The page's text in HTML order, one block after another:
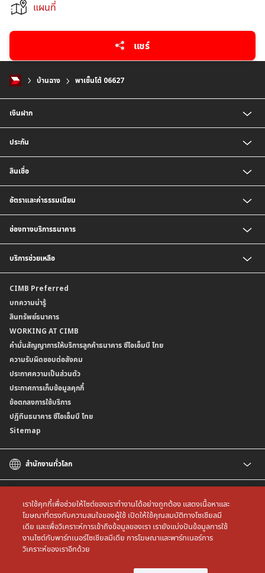
แผนที่
แชร์
บ้านฉาง พาเซ็นโต้ 06627
เงินฝาก
บัญชีเงินฝากประจำ
บัญชีเงินฝากกระแสรายวัน
บัญชีเงินฝากเงินตราต่างประเทศ
ตารางเปรียบเทียบผลิตภัณฑ์
ประกัน
ประกันวินาศภัย
สินเชื่อ
สินเชื่อบ้าน
สินเชื่อบ้านแลกเงินและสินเชื่ออเนกประสงค์
อัตราและค่าธรรมเนียม
อัตราดอกเบี้ยเงินฝาก
อัตราดอกเบี้ยเงินฝากลูกค้าสถาบัน
อัตราดอกเบี้ยบัญชีเงินฝากเงินตราต่างประเทศ
อัตราดอกเบี้ยเงินกู้
กำหนดระยะเวลาการขายหรือฝากเงินได้ที่เป็นเงินตราต่างประเทศ
ค่าธรรมเนียม
อัตราค่าธรรมเนียมการฝากถอนบัญชีเงินฝากเงินตราต่างประเทศ
ข้อกำหนดบัญชีเงินฝาก
เงื่อนไขและค่าธรรมเนียมที่เกี่ยวกับการให้บริการบัญชีเงินฝากเงินตราต่างประเทศ
บริการฝากเงินเข้าบัญชีธนาคาร ซีไอเอ็มบี ไทย ที่ตู้บุญเติม
ช่องทางบริการธนาคาร
CIMB THAI Connect
บริการแจ้งเตือนผ่าน SMS
พร้อมเพย์
บริการเปิดบัญชีด้วยการยืนยันตัวตนรูปแบบดิจิทัล (NDID)
การขอและรับส่งข้อมูลรายการเคลื่อนไหวบัญชีเงินฝาก ในรูปแบบข้อมูลดิจิทัลระหว่าง
ธนาคาร (dStatement)
บริการยืนยันตัวตนรูปแบบดิจิทัล (NDID) เพื่อทำธรุกรรมออนไลน์กับกรมสรรพากร
บริการช่วยเหลือ
สาขาธนาคาร
ข้อมูลคุณภาพการให้บริการ
คำมั่นสัญญาการให้บริการลูกค้าธนาคาร ซีไอเอ็มบี ไทย
Form Download Center
CIMB Preferred
บทความน่ารู้
สินทรัพย์ธนาคาร
WORKING AT CIMB
คำมั่นสัญญาการให้บริการลูกค้าธนาคาร ซีไอเอ็มบี ไทย
ความรับผิดชอบต่อสังคม
ประกาศความเป็นส่วนตัว
ประกาศการเก็บข้อมูลคุกกี้
ข้อตกลงการใช้บริการ
ปฏิทินธนาคาร ซีไอเอ็มบี ไทย
Sitemap
สำนักงานทั่วโลก
CIMB Islamic
CIMB Bank (MY)
CIMB Bank (SG)
CIMB Bank (KH)
CIMB Niaga
All rights reserved. Copyright © 2026 CIMB THAI Bank
เราใช้คุกกี้เพื่อช่วยให้ไซต์ของเราทำงานได้อย่างถูกต้อง แสดงเนื้อหาและ
โฆษณาที่ตรงกับความสนใจของผู้ใช้ เปิดให้ใช้คุณสมบัติทางโซเชียลมี
เดีย และเพื่อวิเคราะห์การเข้าถึงข้อมูลของเรา เรายังแบ่งปันข้อมูลการใช้
งานไซต์กับพาร์ทเนอร์โซเชียลมีเดีย การโฆษณาและพาร์ทเนอร์การ
วิเคราะห์ของเราอีกด้วย